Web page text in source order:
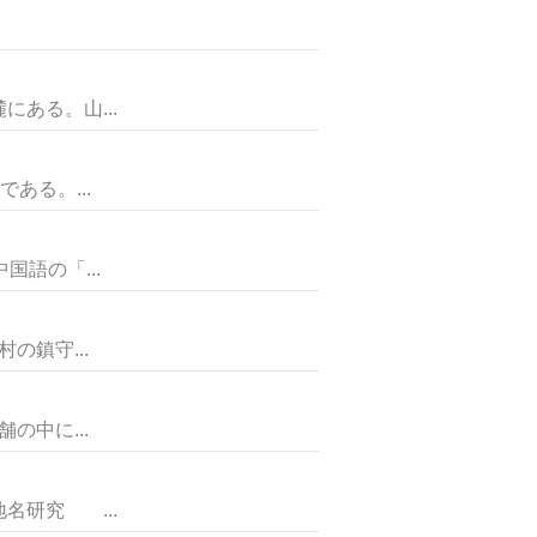
ある。山...
ある。...
語の「...
の鎮守...
の中に...
名研究 ...